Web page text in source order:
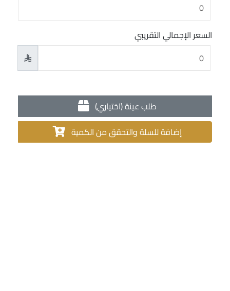
السعر الإجمالي التقريبي

طلب عينة (اختياري)
إضافة للسلة والتحقق من الكمية